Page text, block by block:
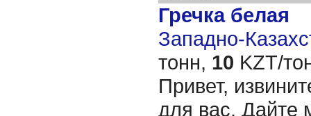
Гречка белая
Западно-
тонн, 10 KZT/
Привет,
для вас, Дайте